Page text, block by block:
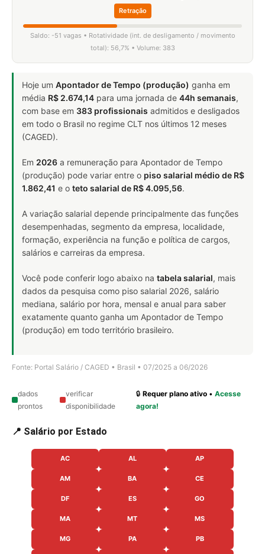
Retração
Saldo: -51 vagas • Rotatividade (int. de desligamento / movimento
total): 56,7% • Volume: 383
Hoje um Apontador de Tempo (produção) ganha em
média R$ 2.674,14 para uma jornada de 44h semanais,
com base em 383 profissionais admitidos e desligados
em todo o Brasil no regime CLT nos últimos 12 meses
(CAGED).
Em 2026 a remuneração para Apontador de Tempo
(produção) pode variar entre o piso salarial médio de R$
1.862,41 e o teto salarial de R$ 4.095,56.
A variação salarial depende principalmente das funções
desempenhadas, segmento da empresa, localidade,
formação, experiência na função e política de cargos,
salários e carreiras da empresa.
Você pode conferir logo abaixo na tabela salarial, mais
dados da pesquisa como piso salarial 2026, salário
mediana, salário por hora, mensal e anual para saber
exatamente quanto ganha um Apontador de Tempo
(produção) em todo território brasileiro.
Fonte: Portal Salário / CAGED • Brasil • 07/2025 a 06/2026
dados
prontos
verificar
disponibilidade
🔒Requer plano ativo •Acesse
agora!
📍 Salário por Estado
AC AL AP
AM BA CE
DF ES GO
MA MT MS
MG PA PB